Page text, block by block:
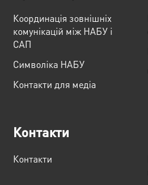
Координація зовнішніх
комунікацій між НАБУ і
САП
Cимволіка НАБУ
Контакти для медіа
Контакти
Контакти